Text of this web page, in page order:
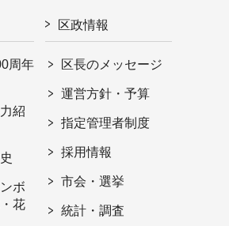
周年
紹
ボ
花
区政情報
区長のメッセージ
運営方針・予算
指定管理者制度
採用情報
市会・選挙
統計・調査